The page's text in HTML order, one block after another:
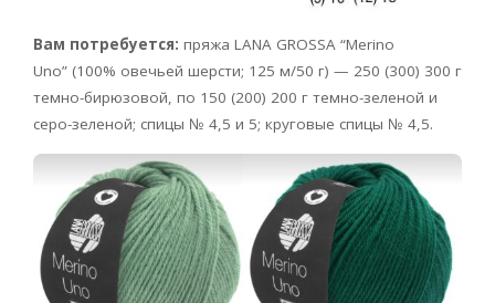
Вам потребуется: пряжа LANA GROSSA “Merino
Uno” (100% овечьей шерсти; 125 м/50 г) — 250 (300) 300 г
темно-бирюзовой, по 150 (200) 200 г темно-зеленой и
серо-зеленой; спицы № 4,5 и 5; кру­говые спицы № 4,5.